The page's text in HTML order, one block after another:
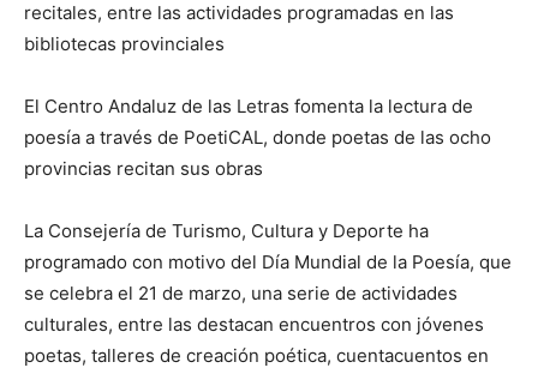
recitales, entre las actividades programadas en las
bibliotecas provinciales
El Centro Andaluz de las Letras fomenta la lectura de
poesía a través de PoetiCAL, donde poetas de las ocho
provincias recitan sus obras
La Consejería de Turismo, Cultura y Deporte ha
programado con motivo del Día Mundial de la Poesía, que
se celebra el 21 de marzo, una serie de actividades
culturales, entre las destacan encuentros con jóvenes
poetas, talleres de creación poética, cuentacuentos en